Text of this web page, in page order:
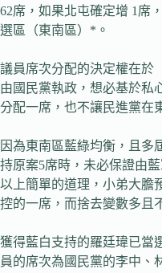
62席，如果北屯確定增 1席
選區（東南區）*。
議員席次分配的決定權在於
由國民黨執政，想必基於私
分配一席，也不讓民進黨在
因為東南區藍綠均衡，且多
持原案5席時，未必保證由
以上簡單的道理，小弟大膽
控的一席，而捨去變數多且
獲得藍白支持的羅廷瑋已當
員的席次為國民黨的李中、